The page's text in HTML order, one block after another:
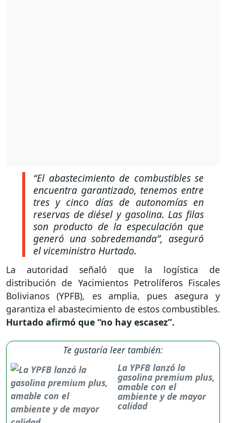
“El abastecimiento de combustibles se
encuentra garantizado, tenemos entre
tres y cinco días de autonomías en
reservas de diésel y gasolina. Las filas
son producto de la especulación que
generó una sobredemanda”, aseguró
el viceministro Hurtado.
La autoridad señaló que la logística de
distribución de Yacimientos Petrolíferos Fiscales
Bolivianos (YPFB), es amplia, pues asegura y
garantiza el abastecimiento de estos combustibles.
Hurtado afirmó que “no hay escasez”.
Te gustaría leer también:
La YPFB lanzó la
gasolina premium plus,
amable con el
ambiente y de mayor
calidad